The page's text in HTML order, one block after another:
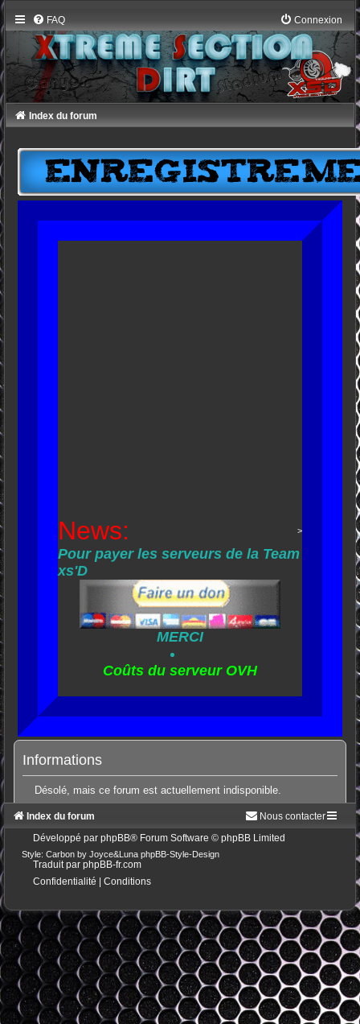
FAQ Connexion
Index du forum
News: >
Pour payer les serveurs de la Team
xs'D
MERCI
Coûts du serveur OVH
Informations
Désolé, mais ce forum est actuellement indisponible.
Index du forum
Nous contacter
Développé par phpBB® Forum Software © phpBB Limited
Style: Carbon by Joyce&LunaphpBB-Style-Design
Traduit par phpBB-fr.com
Confidentialité
Conditions